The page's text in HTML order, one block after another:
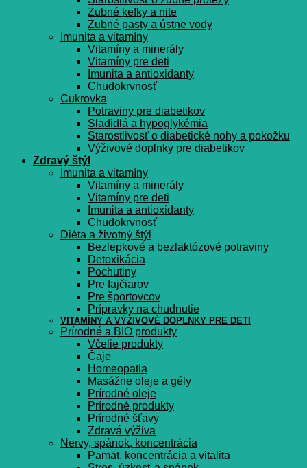
Zubné kefky a nite
Zubné pasty a ústne vody
Imunita a vitamíny
Vitamíny a minerály
Vitamíny pre deti
Imunita a antioxidanty
Chudokrvnosť
Cukrovka
Potraviny pre diabetikov
Sladidlá a hypoglykémia
Starostlivosť o diabetické nohy a pokožku
Výživové doplnky pre diabetikov
Zdravý štýl
Imunita a vitamíny
Vitamíny a minerály
Vitamíny pre deti
Imunita a antioxidanty
Chudokrvnosť
Diéta a životný štýl
Bezlepkové a bezlaktózové potraviny
Detoxikácia
Pochutiny
Pre fajčiarov
Pre športovcov
Prípravky na chudnutie
VITAMÍNY A VÝŽIVOVÉ DOPLNKY PRE DETI
Prírodné a BIO produkty
Včelie produkty
Čaje
Homeopatia
Masážne oleje a gély
Prírodné oleje
Prírodné produkty
Prírodné šťavy
Zdravá výživa
Nervy, spánok, koncentrácia
Pamät, koncentrácia a vitalita